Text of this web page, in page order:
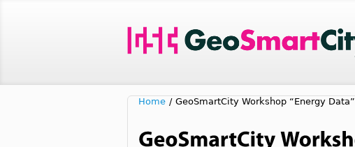
Home / GeoSmartCity Workshop “Energy Data”